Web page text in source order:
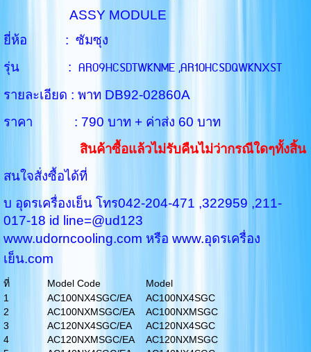
ASSY MODULE
ยี่ห้อ : ซัมซุง
รุ่น : AR09HCSDTWKNME ,AR10HCSDQWKNXST
รายละเอียด : พาท DB92-02860A
ราคา : 790 บาท + ค่าส่ง 60 บาท
สินค้าซื้อแล้วไม่รับคืนไม่ว่ากรณีใดๆทั้งสิ้น
สนใจสั่งซื้อได้ที่
บ อุดรเครื่องเย็น โทร042-204-471 ,322959 ,211-
017-18 id line=@ud123
www.udorncooling.com หรือ www.อุดรเครื่อง
เย็น.com
ที่ Model Code
Model
1
AC100NX4SGC/EA
AC100NX4SGC
2
AC100NXMSGC/EA
AC100NXMSGC
3
AC120NX4SGC/EA
AC120NX4SGC
4
AC120NXMSGC/EA
AC120NXMSGC